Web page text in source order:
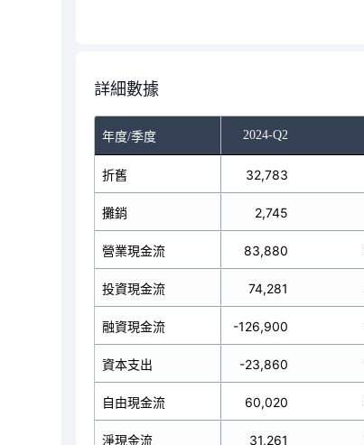
詳細數據
年度/季度
2024-Q1 2024-Q2
折舊
攤銷
營業現金流
投資現金流
融資現金流
資本支出
自由現金流
淨現金流
31,619 32,783
2,745
-29,566 83,880
-28,419 74,281
480,470 -126,900
-21,018 -23,860
-50,584 60,020
422,485 31,261